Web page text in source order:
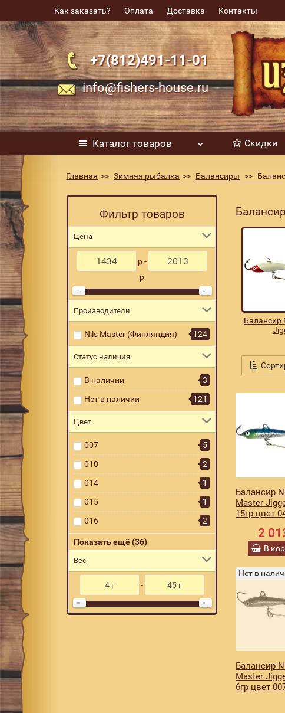
Как заказать? Оплата Доставка Контакты
+7(812)491-11-01
info@fishers-house.ru
Каталог товаров Скидки
Главная Зимняя рыбалка Балансиры
Фильтр товаров
Цена
р -
р
Производители
Nils Master (Финляндия) 124
Статус наличия
В наличии
3
Нет в наличии
121
Цвет
007
5
010
2
014
1
015
1
016
2
017
031
4
032
2
044
1
045
1
Показать ещё (36)
Вес
-
Балансир
Балансир
Master
15гр цвет
2
В
Нет в
Балансир
Master
6гр цвет